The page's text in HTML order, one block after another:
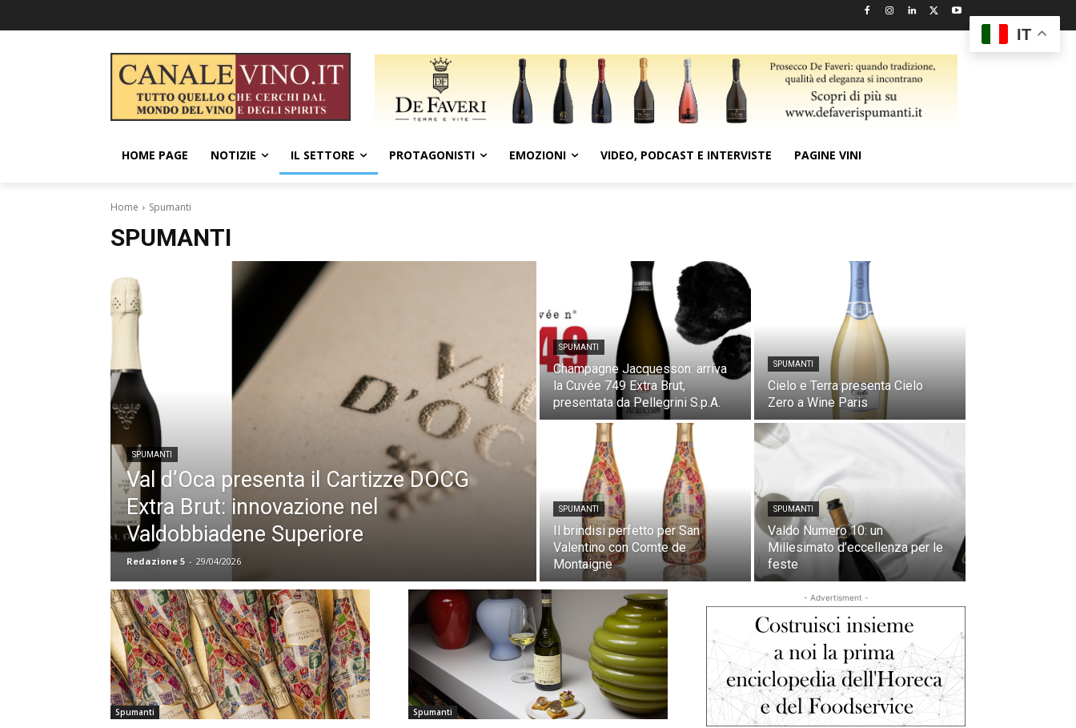
HOME PAGE NOTIZIE IL SETTORE PROTAGONISTI EMOZIONI VIDEO, PODCAST E INTERVISTE PAGINE VINI
Home Spumanti
SPUMANTI
SPUMANTI
Val d’Oca presenta il Cartizze DOCG
Extra Brut: innovazione nel
Valdobbiadene Superiore
Redazione 5 - 29/04/2026
SPUMANTI
Champagne Jacquesson: arriva
la Cuvée 749 Extra Brut,
presentata da Pellegrini S.p.A.
SPUMANTI
Cielo e Terra presenta Cielo
Zero a Wine Paris
SPUMANTI
Il brindisi perfetto per San
Valentino con Comte de
Montaigne
SPUMANTI
Valdo Numero 10: un
Millesimato d’eccellenza per le
feste
Spumanti Spumanti
- Advertisment -
IT